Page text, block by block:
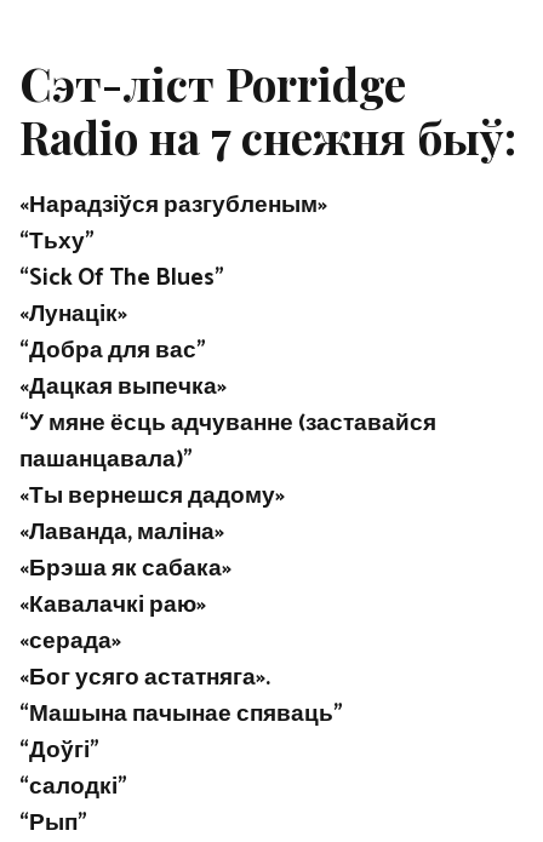
Сэт-ліст Porridge
Radio на 7 снежня быў:
«Нарадзіўся разгубленым»
“Тьху”
“Sick Of The Blues”
«Лунацік»
“Добра для вас”
«Дацкая выпечка»
“У мяне ёсць адчуванне (заставайся
пашанцавала)”
«Ты вернешся дадому»
«Лаванда, маліна»
«Брэша як сабака»
«Кавалачкі раю»
«серада»
«Бог усяго астатняга».
“Машына пачынае спяваць”
“Доўгі”
“салодкі”
“Рып”